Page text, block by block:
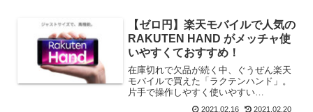
価(三千円前後)で解...
【ゼロ円】楽天モバイルで人気の
RAKUTEN HAND がメッチャ使
いやすくておすすめ！
在庫切れで欠品が続く中、ぐうぜん楽天
モバイルで買えた「ラクテンハンド」。
片手で操作しやすく使いやすい
2021.02.16 2021.02.20